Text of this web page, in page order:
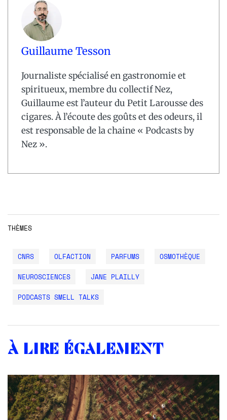
Guillaume Tesson
Journaliste spécialisé en gastronomie et
spiritueux, membre du collectif Nez,
Guillaume est l’auteur du Petit Larousse des
cigares. À l’écoute des goûts et des odeurs, il
est responsable de la chaine « Podcasts by
Nez ».
THÈMES
CNRS OLFACTION PARFUMS
OSMOTHÈQUE
NEUROSCIENCES
JANE PLAILLY
PODCASTS SMELL TALKS
À lire également